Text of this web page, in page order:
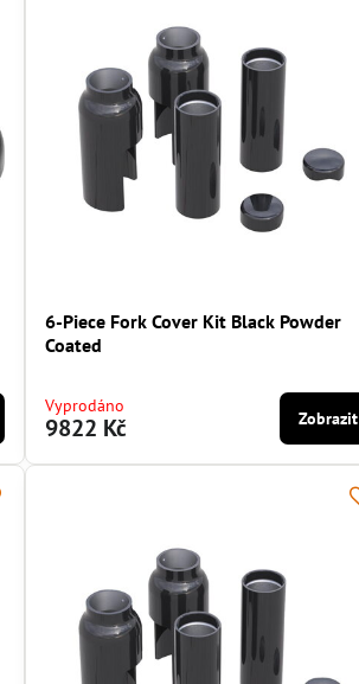
6-Piece Fork Cover Kit Black Powder
Coated
Vyprodáno
9822 Kč Zobrazit